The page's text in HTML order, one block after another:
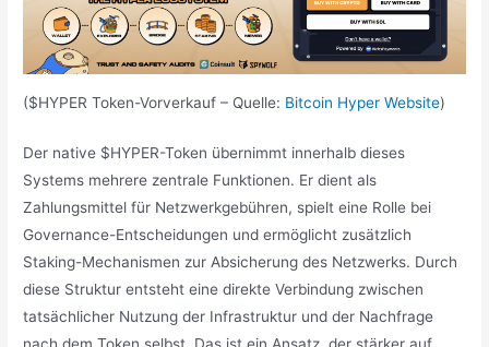
($HYPER Token-Vorverkauf – Quelle: Bitcoin Hyper Website)
Der native $HYPER-Token übernimmt innerhalb dieses
Systems mehrere zentrale Funktionen. Er dient als
Zahlungsmittel für Netzwerkgebühren, spielt eine Rolle bei
Governance-Entscheidungen und ermöglicht zusätzlich
Staking-Mechanismen zur Absicherung des Netzwerks. Durch
diese Struktur entsteht eine direkte Verbindung zwischen
tatsächlicher Nutzung der Infrastruktur und der Nachfrage